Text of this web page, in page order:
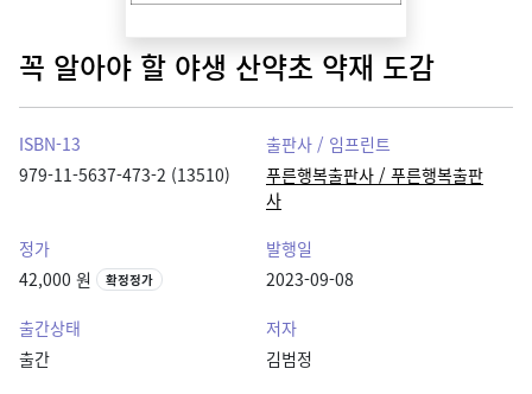
꼭 알아야 할 야생 산약초 약재 도감
ISBN-13
979-11-5637-473-2 (13510)
출판사 / 임프린트
푸른행복출판사 / 푸른행복출판
사
정가
42,000 원
확정정가
발행일
2023-09-08
출간상태
출간
저자
김범정